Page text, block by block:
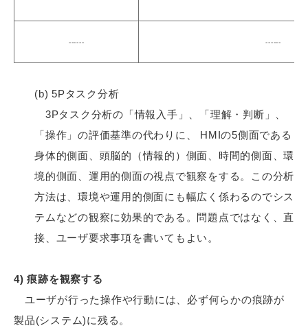
------ ------
(b) 5Pタスク分析
3Pタスク分析の「情報入手」、「理解・判断」、
「操作」の評価基準の代わりに、 HMIの5側面である
身体的側面、頭脳的（情報的）側面、時間的側面、環
境的側面、運用的側面の視点で観察をする。この分析
方法は、環境や運用的側面にも幅広く係わるのでシス
テムなどの観察に効果的である。問題点ではなく、直
接、ユーザ要求事項を書いてもよい。
4) 痕跡を観察する
ユーザが行った操作や行動には、必ず何らかの痕跡が
製品(システム)に残る。